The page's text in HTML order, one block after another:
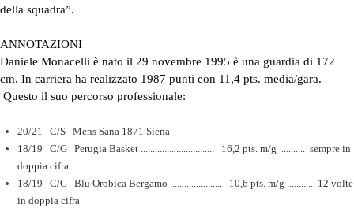
della squadra”.
ANNOTAZIONI
Daniele Monacelli è nato il 29 novembre 1995 è una guardia di 172
cm. In carriera ha realizzato 1987 punti con 11,4 pts. media/gara.
Questo il suo percorso professionale:
20/21 C/S Mens Sana 1871 Siena
18/19 C/G Perugia Basket ............................... 16,2 pts. m/g .......... sempre in
doppia cifra
18/19 C/G Blu Orobica Bergamo ...................... 10,6 pts. m/g ........... 12 volte
in doppia cifra